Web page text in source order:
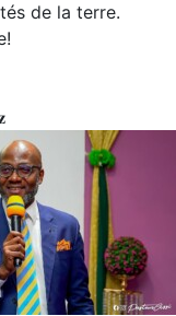
de la terre.